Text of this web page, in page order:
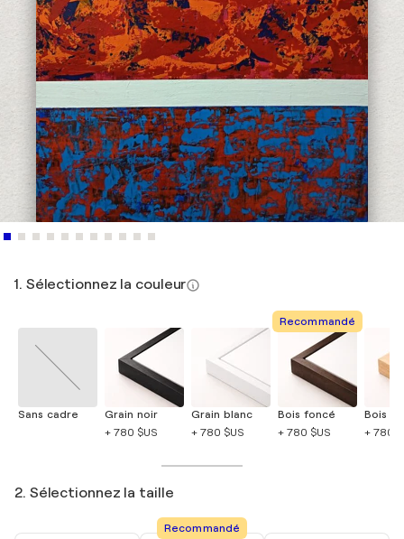
1. Sélectionnez la couleur
Sans cadre
Grain noir
+ 780 $US
Grain blanc
+ 780 $US
Recommandé
Bois foncé
+ 780 $US
Bois
+ 780
2. Sélectionnez la taille
Recommandé